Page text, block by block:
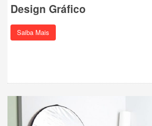
Design Gráfico
Saiba Mais